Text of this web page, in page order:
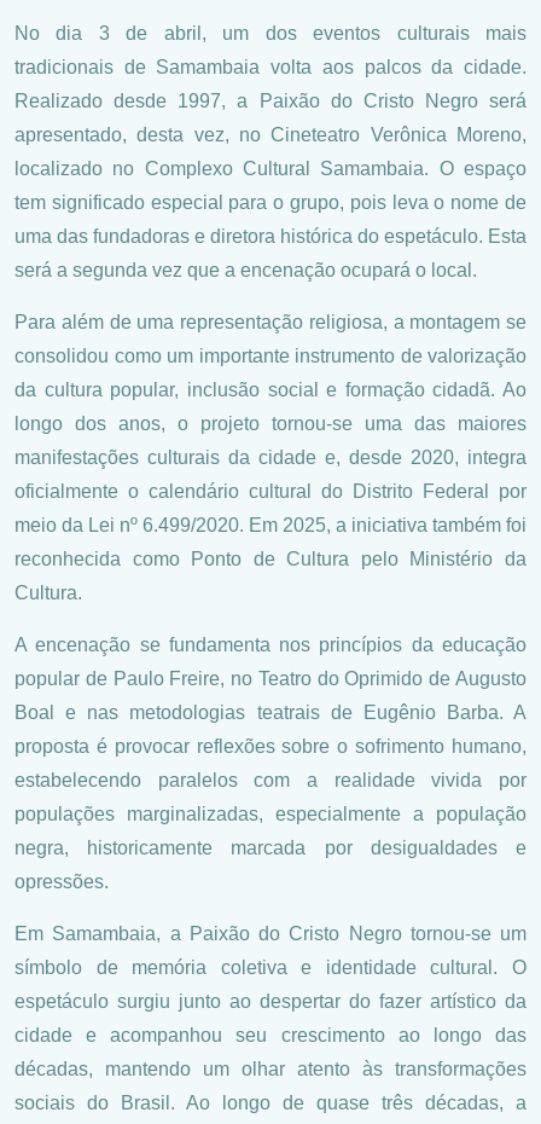
No dia 3 de abril, um dos eventos culturais mais
tradicionais de Samambaia volta aos palcos da cidade.
Realizado desde 1997, a Paixão do Cristo Negro será
apresentado, desta vez, no Cineteatro Verônica Moreno,
localizado no Complexo Cultural Samambaia. O espaço
tem significado especial para o grupo, pois leva o nome de
uma das fundadoras e diretora histórica do espetáculo. Esta
será a segunda vez que a encenação ocupará o local.
Para além de uma representação religiosa, a montagem se
consolidou como um importante instrumento de valorização
da cultura popular, inclusão social e formação cidadã. Ao
longo dos anos, o projeto tornou-se uma das maiores
manifestações culturais da cidade e, desde 2020, integra
oficialmente o calendário cultural do Distrito Federal por
meio da Lei nº 6.499/2020. Em 2025, a iniciativa também foi
reconhecida como Ponto de Cultura pelo Ministério da
Cultura.
A encenação se fundamenta nos princípios da educação
popular de Paulo Freire, no Teatro do Oprimido de Augusto
Boal e nas metodologias teatrais de Eugênio Barba. A
proposta é provocar reflexões sobre o sofrimento humano,
estabelecendo paralelos com a realidade vivida por
populações marginalizadas, especialmente a população
negra, historicamente marcada por desigualdades e
opressões.
Em Samambaia, a Paixão do Cristo Negro tornou-se um
símbolo de memória coletiva e identidade cultural. O
espetáculo surgiu junto ao despertar do fazer artístico da
cidade e acompanhou seu crescimento ao longo das
décadas, mantendo um olhar atento às transformações
sociais do Brasil. Ao longo de quase três décadas, a